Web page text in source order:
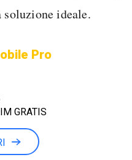
soluzione ideale.
Pro
GRATIS